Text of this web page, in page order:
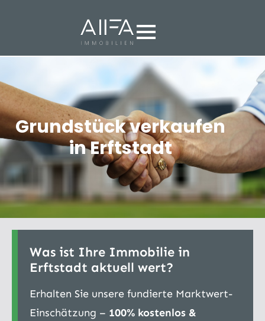
Grundstück verkaufen
in Erftstadt
Was ist Ihre Immobilie in
Erftstadt aktuell wert?
Erhalten Sie unsere fundierte Marktwert-
Einschätzung – 100% kostenlos &